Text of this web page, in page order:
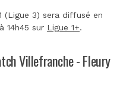
(Ligue 3) sera diffusé en
14h45 sur Ligue 1+.
Villefranche - Fleury